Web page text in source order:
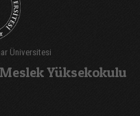
Üniversitesi
Yüksekokulu